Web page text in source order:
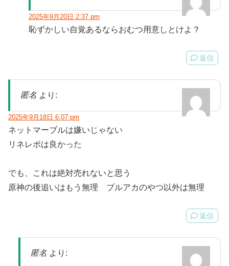
2025年9月20日 2:37 pm
恥ずかしい自覚あるならおむつ用意しとけよ？
返信
匿名 より:
2025年9月18日 6:07 pm
ネットマーブルは嫌いじゃない
リネレボは良かった
でも、これは絶対売れないと思う
原神の後追いはもう無理 ブルアカのやつ以外は無理
返信
匿名 より: